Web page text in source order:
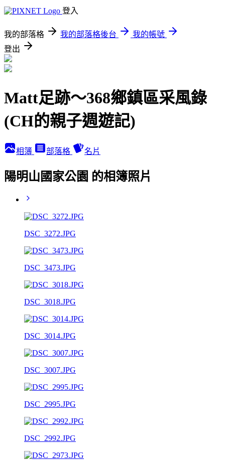
登入
我的部落格 我的部落格後台
我的帳號
登出
Matt足跡～368鄉鎮區采風錄
(CH的親子週遊記)
相簿 部落格 名片
陽明山國家公園 的相簿照片
DSC_3272.JPG
DSC_3473.JPG
DSC_3018.JPG
DSC_3014.JPG
DSC_3007.JPG
DSC_2995.JPG
DSC_2992.JPG